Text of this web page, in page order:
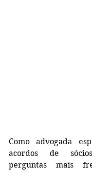
Como advogada
acordos de
perguntas mais